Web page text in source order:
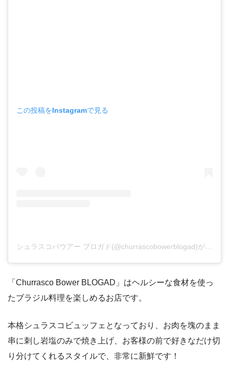
この投稿をInstagramで見る
「Churrasco Bower BLOGAD」はヘルシーな食材を使っ
たブラジル料理を楽しめるお店です。
本格シュラスコビュッフェとなっており、お肉を塊のまま
串に刺し岩塩のみで焼き上げ、お客様の前で好きなだけ切
り分けてくれるスタイルで、非常に新鮮です！